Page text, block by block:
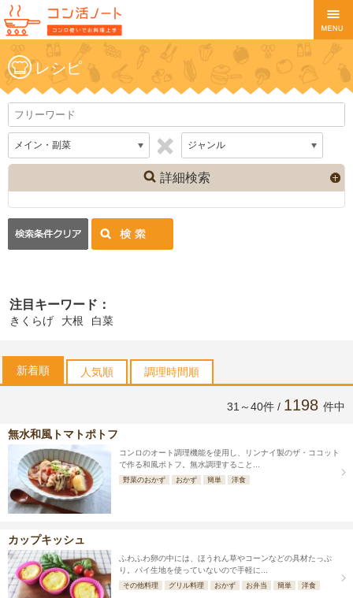
レシピ
詳細検索
注目キーワード：
きくらげ 大根 白菜
新着順 人気順 調理時間順
31～40件 / 1198 件中
無水和風トマトポトフ
コンロのオート調理機能を使用し、リンナイ製のザ・ココット
で作る和風ポトフ。無水調理すること...
野菜のおかず おかず 簡単 洋食
カップキッシュ
ふわふわ卵の中には、ほうれん草やコーンなどの具材たっぷ
り。パイ生地を使っていないので手軽に...
その他料理 グリル料理 おかず お弁当 簡単 洋食